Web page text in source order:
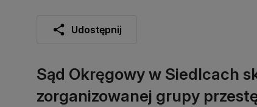
Udostępnij
Sąd Okręgowy w Siedlcach
zorganizowanej grupy